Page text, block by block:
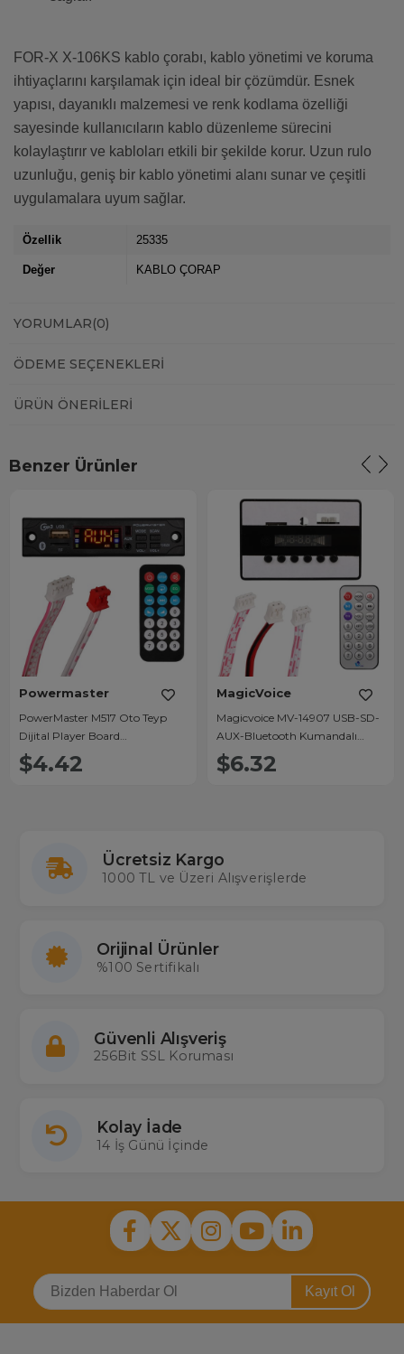
FOR-X X-106KS kablo çorabı, kablo yönetimi ve koruma
ihtiyaçlarını karşılamak için ideal bir çözümdür. Esnek
yapısı, dayanıklı malzemesi ve renk kodlama özelliği
sayesinde kullanıcıların kablo düzenleme sürecini
kolaylaştırır ve kabloları etkili bir şekilde korur. Uzun rulo
uzunluğu, geniş bir kablo yönetimi alanı sunar ve çeşitli
uygulamalara uyum sağlar.
Özellik 25335
Değer KABLO ÇORAP
YORUMLAR(0)
ÖDEME SEÇENEKLERI
ÜRÜN ÖNERILERI
Benzer Ürünler
Powermaster
PowerMaster M517 Oto Teyp
Dijital Player Board
USB/AUX/SD/FM/Bluetooth
Kumandalı Mikrofonsuz Çevirici
$4.42
MagicVoice
Magicvoice MV-14907 USB-SD-
AUX-Bluetooth Kumandalı
Ekranlı Oto Teyp Çevirici Dijital
Player Board
$6.32
Ücretsiz Kargo
1000 TL ve Üzeri Alışverişlerde
Orijinal Ürünler
%100 Sertifikalı
Güvenli Alışveriş
256Bit SSL Koruması
Kolay İade
14 İş Günü İçinde
Kayıt Ol